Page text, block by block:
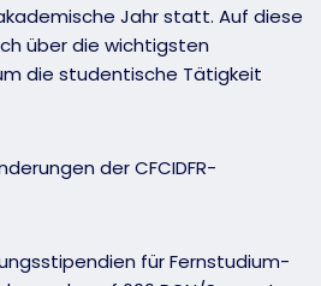
Jahr statt. Auf diese
über die wichtigsten
die studentische Tätigkeit
der CFCIDFR-
für Fernstudium-